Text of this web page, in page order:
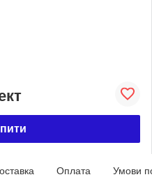
Оплата Умови